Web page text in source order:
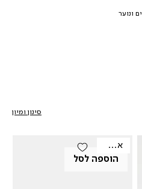
ונוער
סינון ומיון
הוספה לסל
אאוטלט